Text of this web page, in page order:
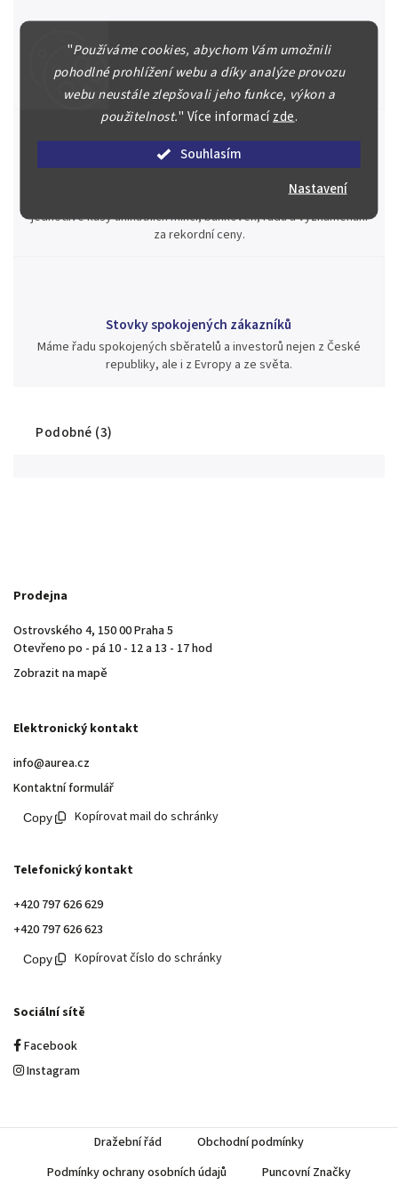
"Používáme cookies, abychom Vám umožnili
pohodlné prohlížení webu a díky analýze provozu
webu neustále zlepšovali jeho funkce, výkon a
použitelnost." Více informacízde.
Souhlasím
Nastavení
Náš kolektiv specialistů a znalců se Vám bude plně věnovat.
Posoudíme kvalitu a pravost Vašeho materiálu, prodáme v naší
aukci nebo Vám poradíme kam investovat.
Během té doby jsme v našich aukcích prodali významné sbírky i
jednotlivé kusy unikátních mincí, bankovek, řádů a vyznamenání
za rekordní ceny.
Stovky spokojených zákazníků
Máme řadu spokojených sběratelů a investorů nejen z České
republiky, ale i z Evropy a ze světa.
Podobné (3)
Prodejna
Ostrovského 4, 150 00 Praha 5
Otevřeno po - pá 10 - 12 a 13 - 17 hod
Zobrazit na mapě
Elektronický kontakt
info@aurea.cz
Kontaktní formulář
Kopírovat mail do schránky
Telefonický kontakt
+420 797 626 629
+420 797 626 623
Kopírovat číslo do schránky
Sociální sítě
Facebook
Instagram
Dražební řád
Obchodní podmínky
Podmínky ochrany osobních údajů
Puncovní Značky